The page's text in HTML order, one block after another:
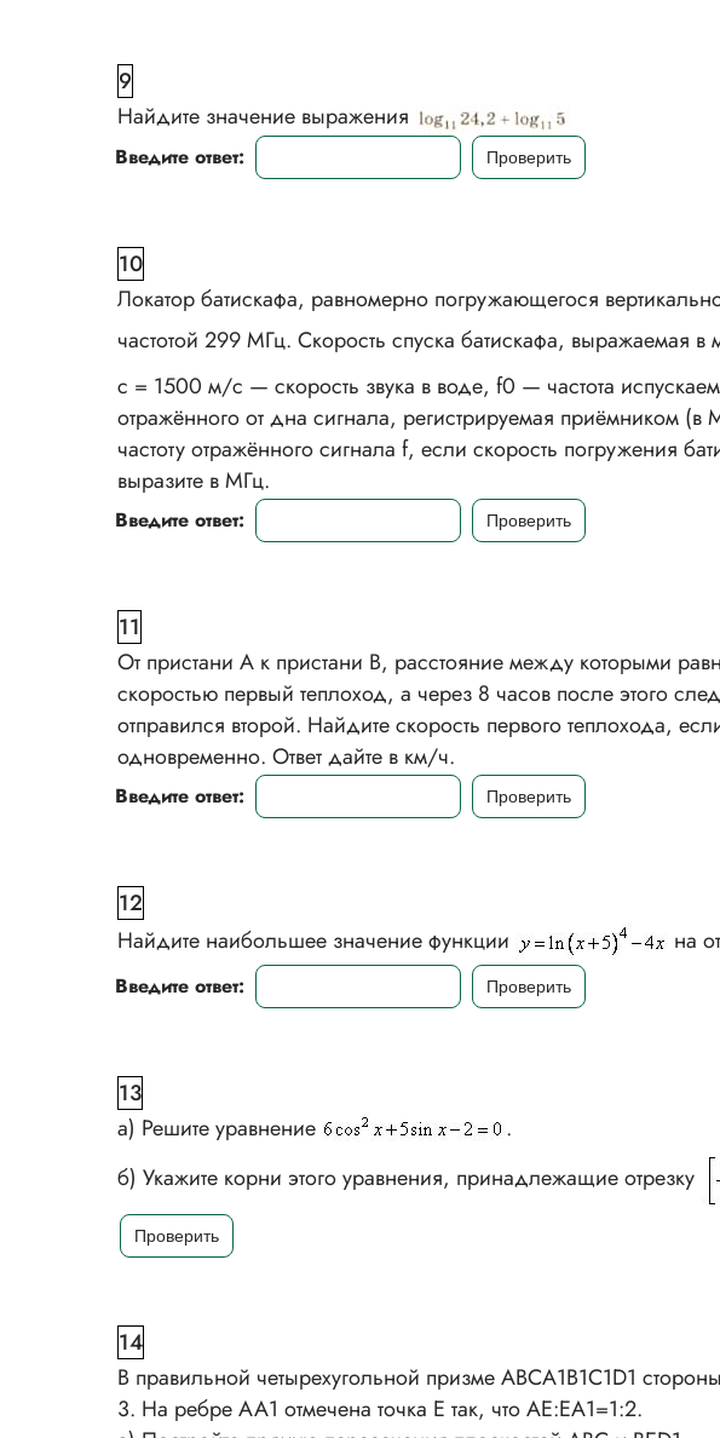
9
Найдите значение выражения
Введите ответ:
10
Локатор батискафа, равномерно погружающегося
частотой 299 МГц. Скорость спуска батискафа, выражаемая
с = 1500 м/с — скорость звука в воде, f0 — частота
отражённого от дна сигнала, регистрируемая приёмником
частоту отражённого сигнала f, если скорость погружения
выразите в МГц.
Введите ответ:
11
От пристани А к пристани В, расстояние между которыми
скоростью первый теплоход, а через 8 часов после этого
отправился второй. Найдите скорость первого теплохода,
одновременно. Ответ дайте в км/ч.
Введите ответ:
12
Найдите наибольшее значение функции
на
Введите ответ:
13
а) Решите уравнение
.
б) Укажите корни этого уравнения, принадлежащие отрезку
14
В правильной четырехугольной призме ABCA1B1C1D1
3. На ребре AA1 отмечена точка E так, что AE:EA1=1:2.